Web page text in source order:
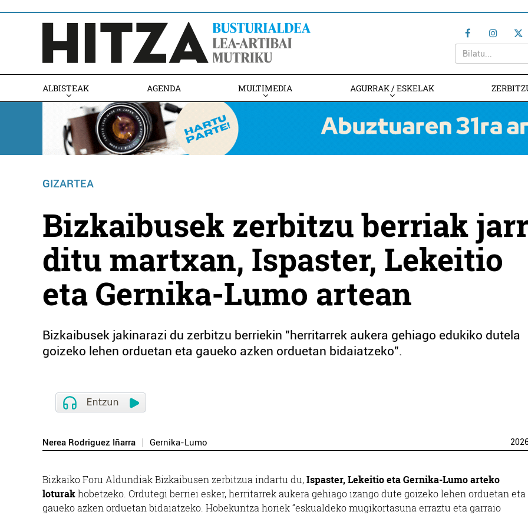
ALBISTEAK AGENDA MULTIMEDIA AGURRAK / ESKELAK
GIZARTEA
Bizkaibusek zerbitzu berriak
ditu martxan, Ispaster, Lekeitio
eta Gernika-Lumo artean
Bizkaibusek jakinarazi du zerbitzu berriekin "herritarrek aukera gehiago edukiko dutela
goizeko lehen orduetan eta gaueko azken orduetan bidaiatzeko".
Nerea Rodriguez Iñarra Gernika-Lumo
Bizkaiko Foru Aldundiak Bizkaibusen zerbitzua indartu du,Ispaster, Lekeitio eta Gernika-Lumo arteko
loturakhobetzeko. Ordutegi berriei esker, herritarrek aukera gehiago izango dute goizeko lehen orduetan eta
gaueko azken orduetan bidaiatzeko. Hobekuntza horiek “eskualdeko mugikortasuna erraztu eta garraio